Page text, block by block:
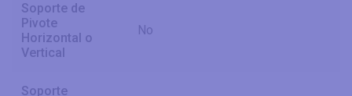
Soporte de
Pivote
Horizontal o
Vertical
No
Soporte